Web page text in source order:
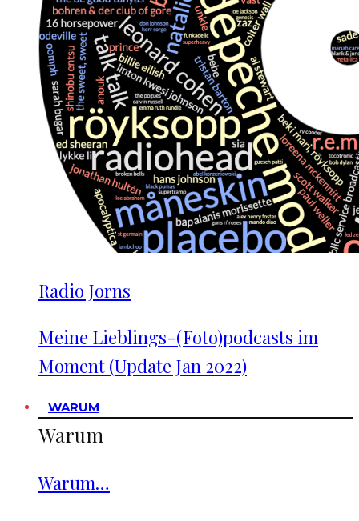
Radio Jorns
Meine Lieblings-(Foto)podcasts im
Moment (Update Jan 2022)
WARUM
Warum
Warum…